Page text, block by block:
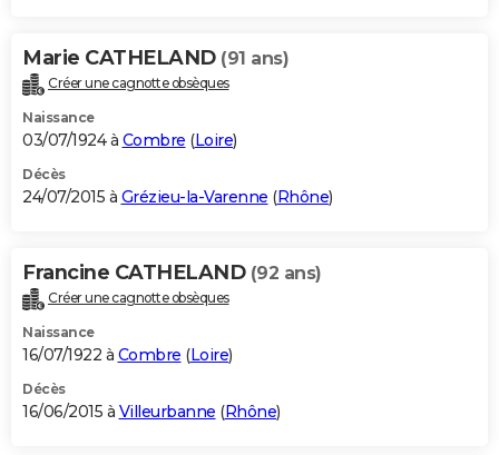
Marie CATHELAND (91 ans)
Créer une cagnotte obsèques
Naissance
03/07/1924 à Combre (Loire)
Décès
24/07/2015 à Grézieu-la-Varenne (Rhône)
Francine CATHELAND (92 ans)
Créer une cagnotte obsèques
Naissance
16/07/1922 à Combre (Loire)
Décès
16/06/2015 à Villeurbanne (Rhône)